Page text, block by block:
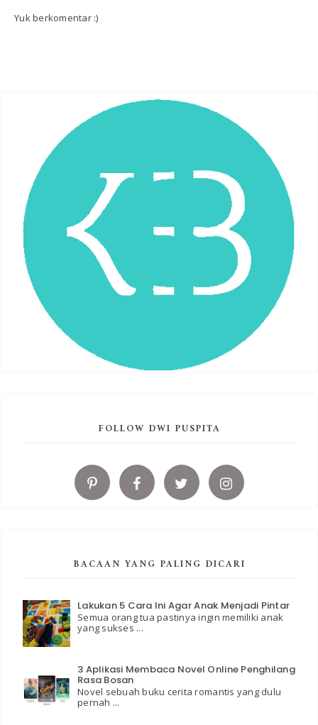
Yuk berkomentar :)
FOLLOW DWI PUSPITA
BACAAN YANG PALING DICARI
Lakukan 5 Cara Ini Agar Anak Menjadi Pintar
Semua orang tua pastinya ingin memiliki anak
yang sukses ...
3 Aplikasi Membaca Novel Online Penghilang
Rasa Bosan
Novel sebuah buku cerita romantis yang dulu
pernah ...